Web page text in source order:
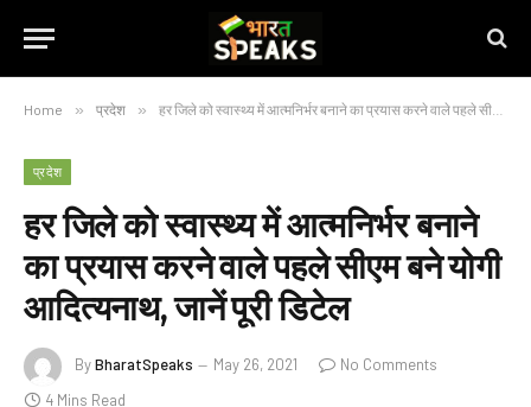
Home » प्रदेश » हर जिले को स्वास्थ्य में आत्मनिर्भर बनाने का प्रयास करने वाले पहले सीएम बने योगी आदित्यनाथ, जानें पूरी डिटेल
प्रदेश
हर जिले को स्वास्थ्य में आत्मनिर्भर बनाने
का प्रयास करने वाले पहले सीएम बने योगी
आदित्यनाथ, जानें पूरी डिटेल
ByBharatSpeaks May 26, 2021
No Comments
4 Mins Read